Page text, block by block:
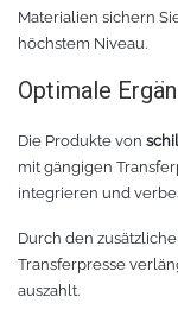
TPU
Spezielle
Materialien für
Materialien für
Finer
Verschiedenes
3D-Drucker
Materialien sichern
höchstem Niveau.
Optimale
Die Produkte von
mit gängigen
integrieren und
Durch den
Transferpresse
auszahlt.